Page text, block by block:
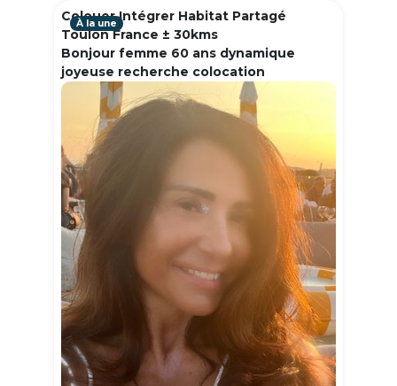
Colouer Intégrer Habitat Partagé
Toulon France ± 30kms
Bonjour femme 60 ans dynamique
joyeuse recherche colocation
À la une